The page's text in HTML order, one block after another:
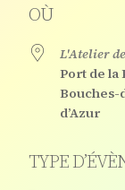
OÙ
L'Atelier
Port de la
Bouches-
d’Azur
TYPE